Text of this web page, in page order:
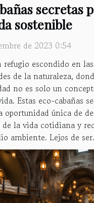
secretas
sostenible
de 2023 0:54
escondido en las
de la naturaleza,
no es solo un
Estas eco-cabañas
oportunidad única de
la vida cotidiana y
ambiente. Lejos de